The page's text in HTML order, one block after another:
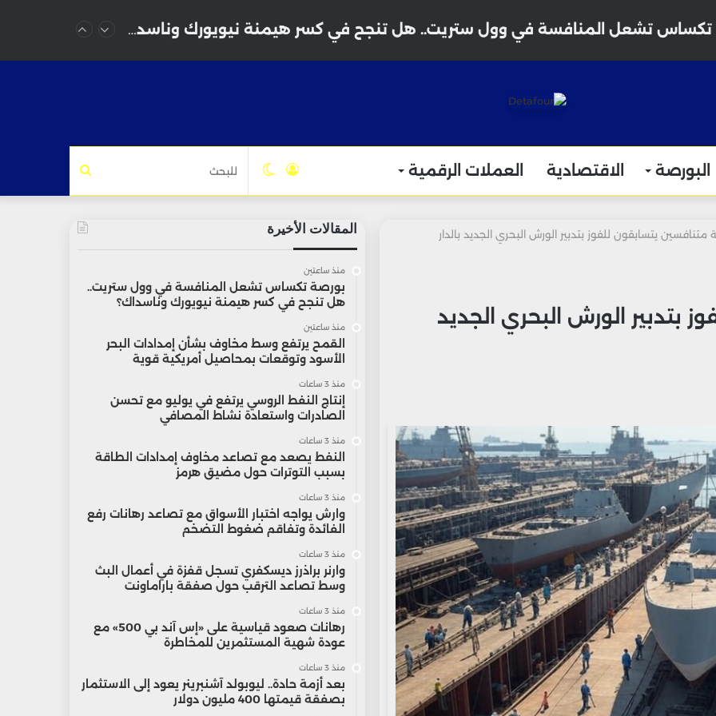
البورصة الاقتصادية العملات الرقمية للبحث الوضعتسجيل
متنافسين يتسابقون للفوز بتدبير الورش البحري الجديد بالدار
بتدبير الورش البحري الجديد
المقالات الأخيرة
منذ ساعتين
بورصة تكساس تشعل المنافسة في وول ستريت..
هل تنجح في كسر هيمنة نيويورك وناسداك؟
منذ ساعتين
القمح يرتفع وسط مخاوف بشأن إمدادات البحر
الأسود وتوقعات بمحاصيل أمريكية قوية
منذ 3 ساعات
إنتاج النفط الروسي يرتفع في يوليو مع تحسن
الصادرات واستعادة نشاط المصافي
منذ 3 ساعات
النفط يصعد مع تصاعد مخاوف إمدادات الطاقة
بسبب التوترات حول مضيق هرمز
منذ 3 ساعات
وارش يواجه اختبار الأسواق مع تصاعد رهانات رفع
الفائدة وتفاقم ضغوط التضخم
منذ 3 ساعات
وارنر براذرز ديسكفري تسجل قفزة في أعمال البث
وسط تصاعد الترقب حول صفقة باراماونت
منذ 3 ساعات
رهانات صعود قياسية على «إس آند بي 500» مع
عودة شهية المستثمرين للمخاطرة
منذ 3 ساعات
بعد أزمة حادة.. ليوبولد آشنبرينر يعود إلى الاستثمار
بصفقة قيمتها 400 مليون دولار